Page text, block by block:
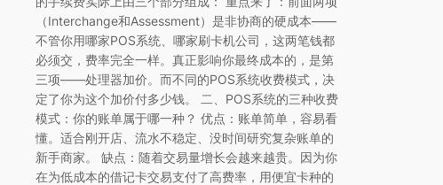
（Interchange和Assessment）是非协商的硬成本——
不管你用哪家POS系统、哪家刷卡机公司，这两笔钱都
必须交，费率完全一样。真正影响你最终成本的，是第
三项——处理器加价。而不同的POS系统收费模式，决
定了你为这个加价付多少钱。 二、POS系统的三种收费
模式：你的账单属于哪一种？ 优点：账单简单，容易看
懂。适合刚开店、流水不稳定、没时间研究复杂账单的
新手商家。 缺点：随着交易量增长会越来越贵。因为你
在为低成本的借记卡交易支付了高费率，用便宜卡种的